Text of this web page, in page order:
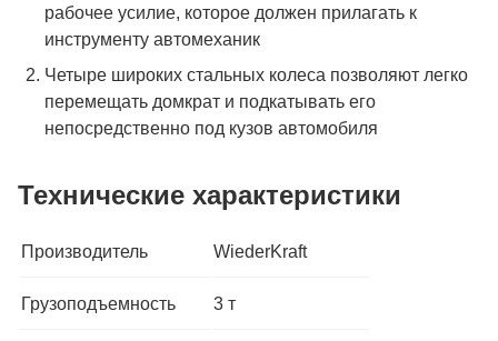
рабочее усилие, которое должен прилагать к
инструменту автомеханик
Четыре широких стальных колеса позволяют легко
перемещать домкрат и подкатывать его
непосредственно под кузов автомобиля
Технические характеристики
Производитель WiederKraft
Грузоподъемность 3 т